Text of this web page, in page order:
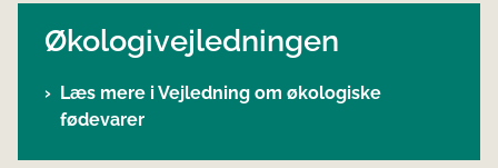
Økologivejledningen
Læs mere i Vejledning om økologiske
fødevarer